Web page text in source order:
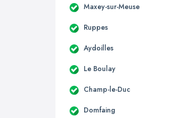
Maxey-sur-Meuse
Ruppes
Aydoilles
Le Boulay
Champ-le-Duc
Domfaing